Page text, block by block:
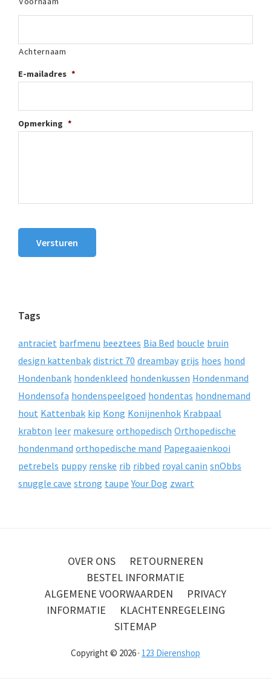
Achternaam
E-mailadres *
Opmerking *
Versturen
Tags
antraciet barfmenu beeztees Bia Bed boucle bruin
design kattenbak district 70 dreambay grijs hoes hond
Hondenbank hondenkleed hondenkussen Hondenmand
Hondensofa hondenspeelgoed hondentas hondnemand
hout Kattenbak kip Kong Konijnenhok Krabpaal
krabton leer makesure orthopedisch Orthopedische
hondenmand orthopedische mand Papegaaienkooi
petrebels puppy renske rib ribbed royal canin snObbs
snuggle cave strong taupe Your Dog zwart
OVER ONS
RETOURNEREN
BESTEL INFORMATIE
ALGEMENE VOORWAARDEN
PRIVACY
INFORMATIE
KLACHTENREGELEING
SITEMAP
Copyright © 2026 · 123 Dierenshop